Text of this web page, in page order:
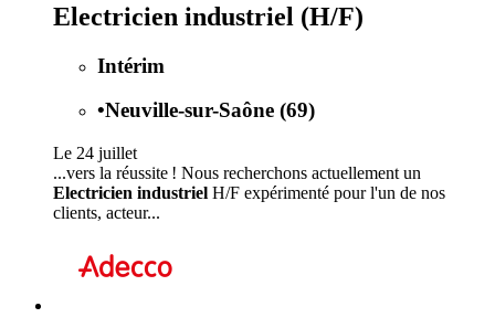
Electricien industriel (H/F)
Intérim
•Neuville-sur-Saône (69)
Le 24 juillet
...vers la réussite ! Nous recherchons actuellement un
Electricien industriel H/F expérimenté pour l'un de nos
clients, acteur...